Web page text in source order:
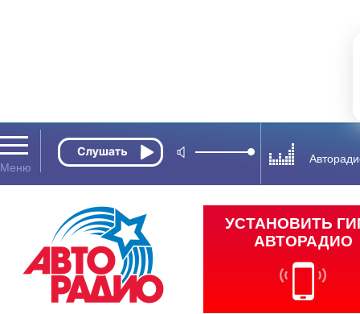
УСТАНОВИТЬ
АВТОРАДИО